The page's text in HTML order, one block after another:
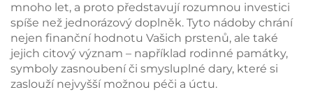
mnoho let, a proto představují rozumnou investici
spíše než jednorázový doplněk. Tyto nádoby chrání
nejen finanční hodnotu Vašich prstenů, ale také
jejich citový význam – například rodinné památky,
symboly zasnoubení či smysluplné dary, které si
zaslouží nejvyšší možnou péči a úctu.